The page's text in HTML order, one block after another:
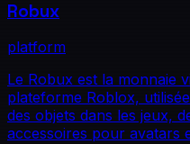
Robux
platform
Le Robux est la monnaie
plateforme Roblox,
des objets dans les jeux,
accessoires pour avatars